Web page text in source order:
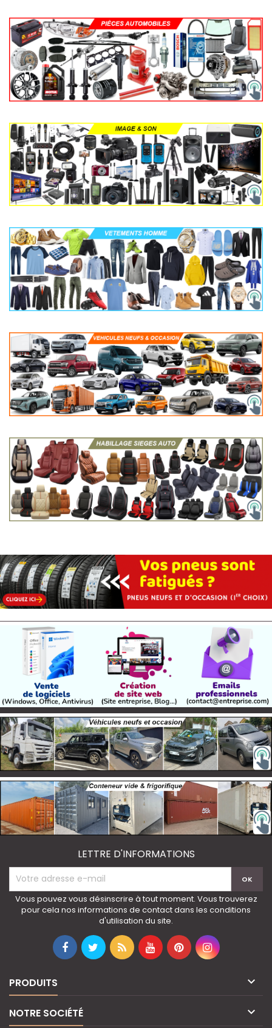
LETTRE D'INFORMATIONS
Vous pouvez vous désinscrire à tout moment. Vous trouverez
pour cela nos informations de contact dans les conditions
d'utilisation du site.
PRODUITS 
NOTRE SOCIÉTÉ 